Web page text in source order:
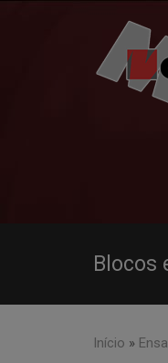
Blocos
Início »